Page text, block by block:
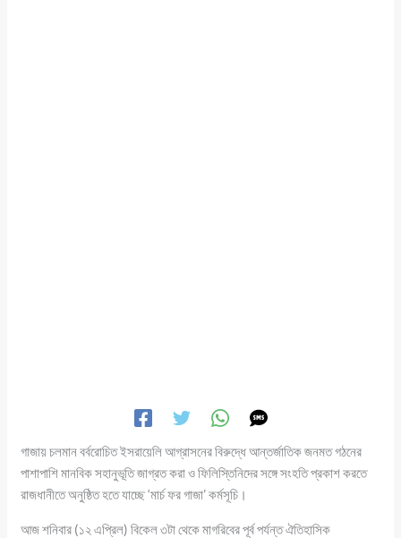
গাজায় চলমান বর্বরোচিত ইসরায়েলি আগ্রাসনের বিরুদ্ধে আন্তর্জাতিক জনমত গঠনের
পাশাপাশি মানবিক সহানুভূতি জাগ্রত করা ও ফিলিস্তিনিদের সঙ্গে সংহতি প্রকাশ করতে
রাজধানীতে অনুষ্ঠিত হতে যাচ্ছে ‘মার্চ ফর গাজা’ কর্মসূচি।
আজ শনিবার (১২ এপ্রিল) বিকেল ৩টা থেকে মাগরিবের পূর্ব পর্যন্ত ঐতিহাসিক